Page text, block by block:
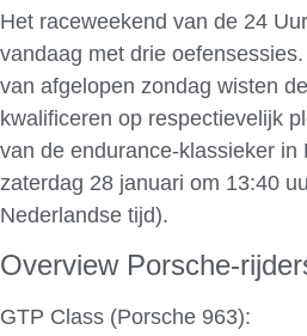
Het raceweekend van de 24
vandaag met drie
van afgelopen zondag wisten
kwalificeren op respectievelijk
van de endurance-klassieker in
zaterdag 28 januari om 13:40
Nederlandse tijd).
Overview Porsche-
GTP Class (Porsche 963):